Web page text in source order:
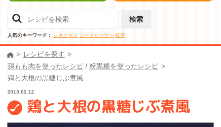
検索
人気のキーワード： シカクマメ シークヮーサー 紅芋
レシピを探す
鶏もも肉を使ったレシピ / 粉黒糖を使ったレシピ
鶏と大根の黒糖じぶ煮風
2013.02.12
鶏と大根の黒糖じぶ煮風